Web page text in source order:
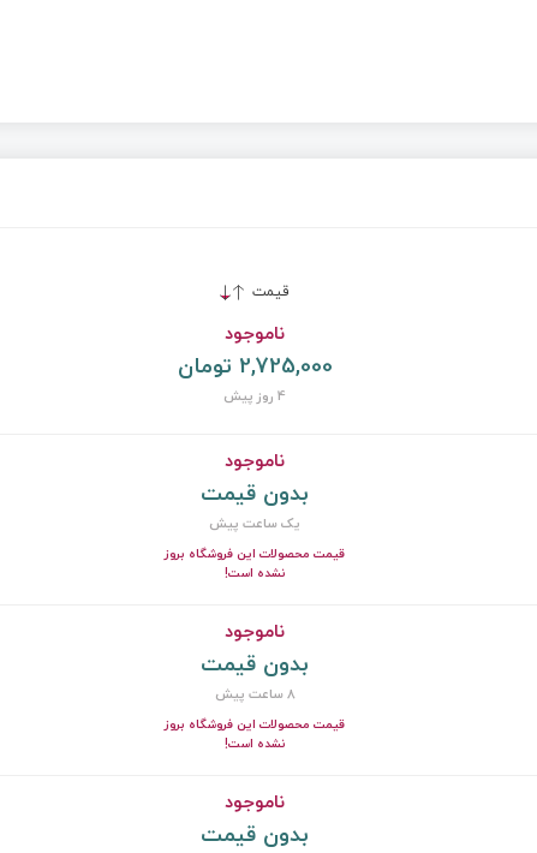
قیمت
ناموجود
2,725,000 تومان
4 روز پیش
ناموجود
بدون قیمت
یک ساعت پیش
قیمت محصولات این فروشگاه بروز
نشده است!
ناموجود
بدون قیمت
8 ساعت پیش
قیمت محصولات این فروشگاه بروز
نشده است!
ناموجود
بدون قیمت